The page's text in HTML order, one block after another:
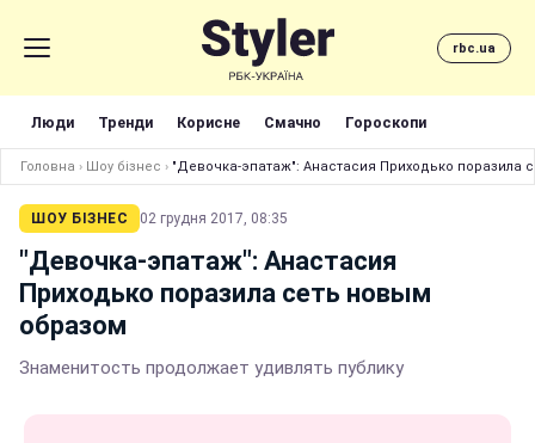
rbc.ua
Люди Тренди Корисне Смачно Гороскопи
Головна › Шоу бізнес › "Девочка-эпатаж": Анастасия Приходько поразила
ШОУ БІЗНЕС 02 грудня 2017, 08:35
"Девочка-эпатаж": Анастасия
Приходько поразила сеть новым
образом
Знаменитость продолжает удивлять публику